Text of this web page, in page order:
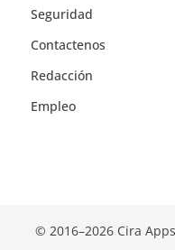
Seguridad
Contactenos
Redacción
Empleo
© 2016–2026 Cira